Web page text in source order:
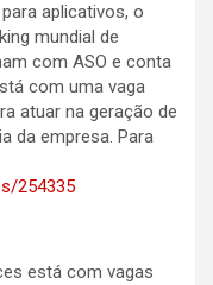
aplicativos, o
mundial de
com ASO e conta
com uma vaga
atuar na geração de
da empresa. Para
254335
está com vagas